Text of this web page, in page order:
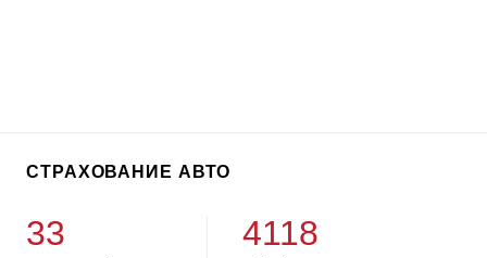
СТРАХОВАНИЕ АВТО
33 4118